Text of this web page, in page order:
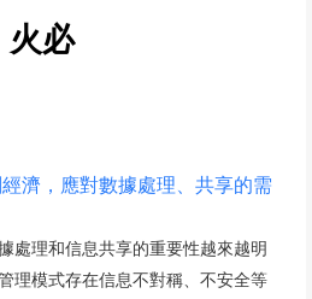
火必
濟，應對數據處理、共享的需
處理和信息共享的重要性越來越明
理模式存在信息不對稱、不安全等